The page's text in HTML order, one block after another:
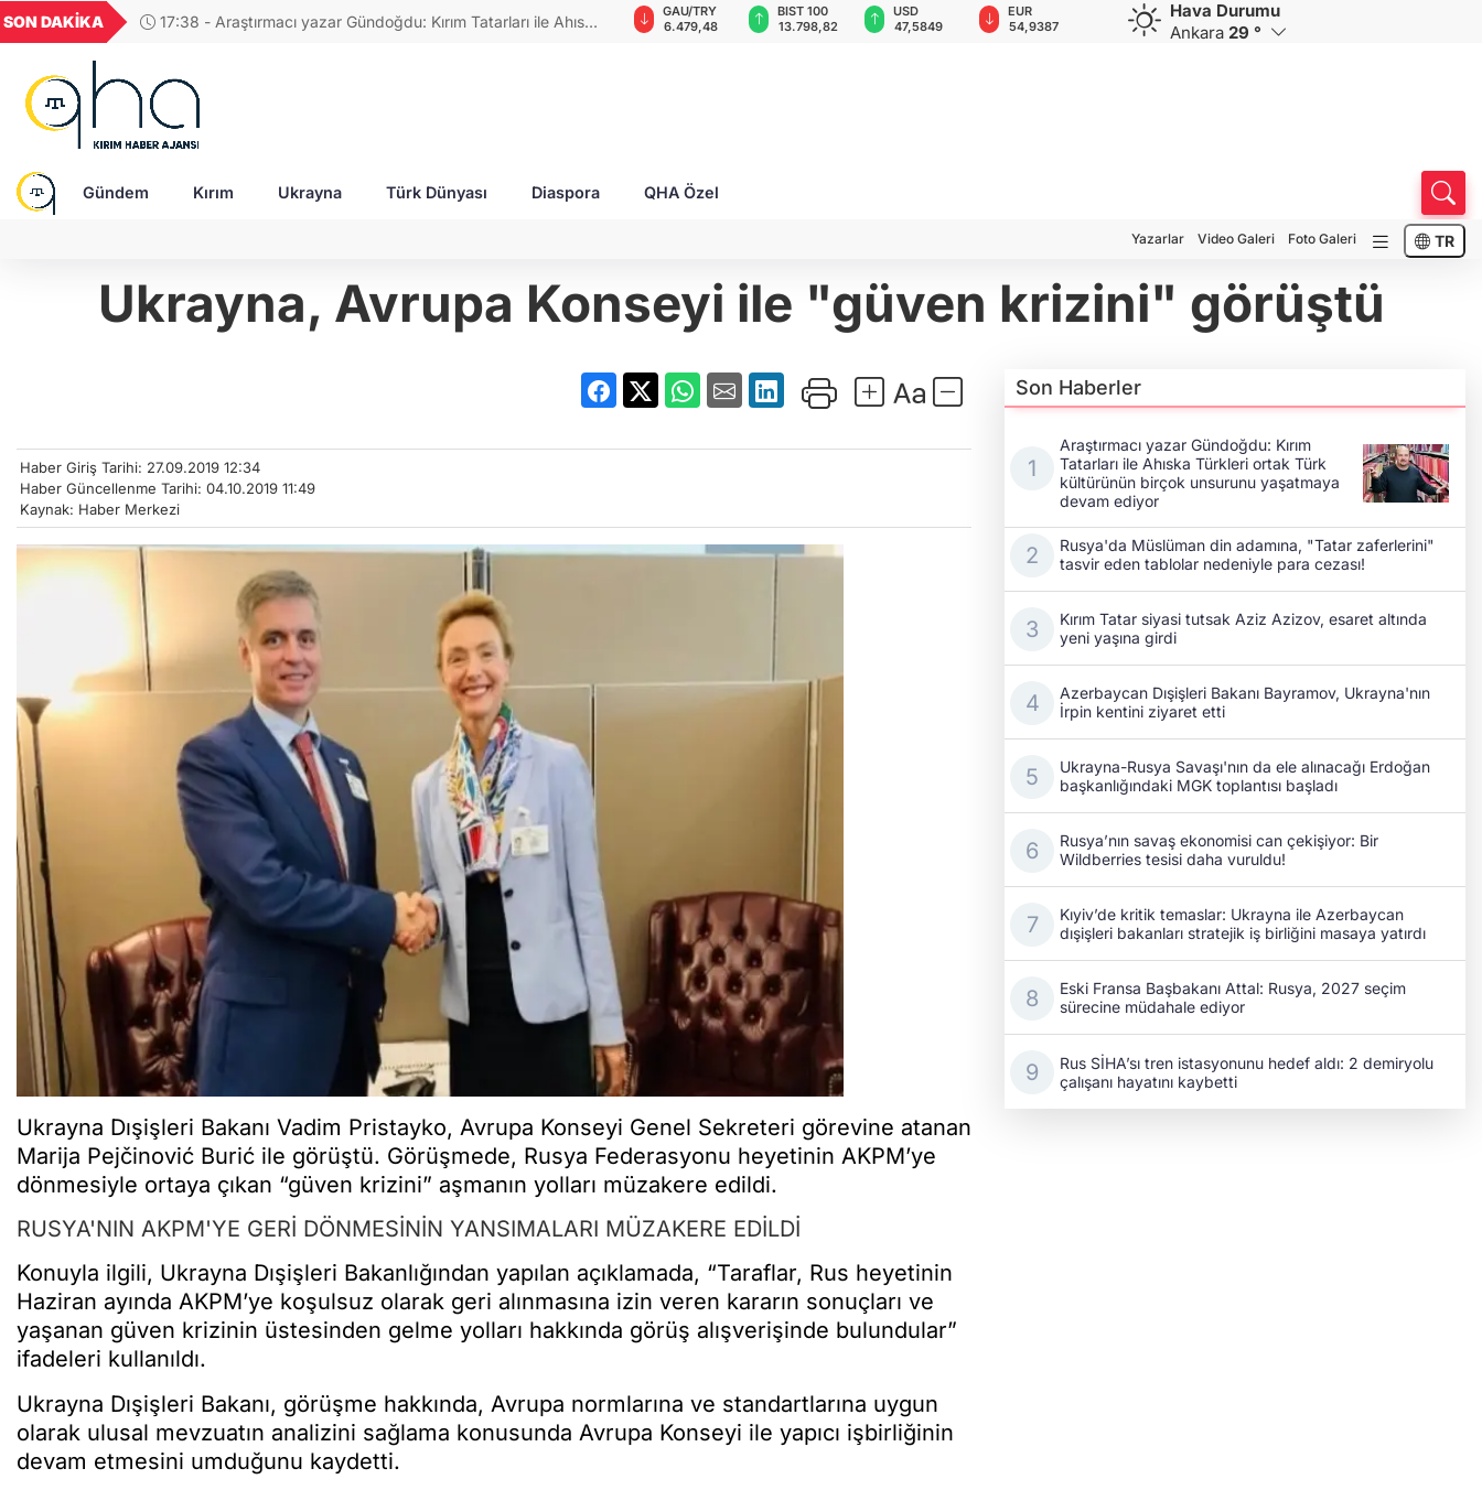
SON DAKİKA
17:58 - Rusya'da Müslüman din adamına, "Tatar zaferlerini"
GEL
18,1969
16,2295
28,0626
0,0018
6.479,48
BIST 100
13.798,82
USD
47,5849
EUR
54,9387
GBP
64,1387
CHF
58,5444
CAD
33,9214
Hava Durumu
Ankara 29 °
Gündem Kırım Ukrayna Türk Dünyası Diaspora QHA Özel
Yazarlar Video Galeri Foto Galeri TR
Ukrayna, Avrupa Konseyi ile "güven krizini" görüştü
Haber Giriş Tarihi: 27.09.2019 12:34
Haber Güncellenme Tarihi: 04.10.2019 11:49
Kaynak: Haber Merkezi
Ukrayna Dışişleri Bakanı Vadim Pristayko, Avrupa Konseyi Genel Sekreteri görevine atanan
Marija Pejčinović Burić ile görüştü. Görüşmede, Rusya Federasyonu heyetinin AKPM’ye
dönmesiyle ortaya çıkan “güven krizini” aşmanın yolları müzakere edildi.
RUSYA'NIN AKPM'YE GERİ DÖNMESİNİN YANSIMALARI MÜZAKERE EDİLDİ
Konuyla ilgili, Ukrayna Dışişleri Bakanlığından yapılan açıklamada, “Taraflar, Rus heyetinin
Haziran ayında AKPM’ye koşulsuz olarak geri alınmasına izin veren kararın sonuçları ve
yaşanan güven krizinin üstesinden gelme yolları hakkında görüş alışverişinde bulundular”
ifadeleri kullanıldı.
Ukrayna Dışişleri Bakanı, görüşme hakkında, Avrupa normlarına ve standartlarına uygun
olarak ulusal mevzuatın analizini sağlama konusunda Avrupa Konseyi ile yapıcı işbirliğinin
devam etmesini umduğunu kaydetti.
Son Haberler
Araştırmacı yazar Gündoğdu: Kırım
Tatarları ile Ahıska Türkleri ortak Türk
kültürünün birçok unsurunu yaşatmaya
devam ediyor
Rusya'da Müslüman din adamına, "Tatar zaferlerini"
tasvir eden tablolar nedeniyle para cezası!
Kırım Tatar siyasi tutsak Aziz Azizov, esaret altında
yeni yaşına girdi
Azerbaycan Dışişleri Bakanı Bayramov, Ukrayna'nın
İrpin kentini ziyaret etti
Ukrayna-Rusya Savaşı'nın da ele alınacağı Erdoğan
başkanlığındaki MGK toplantısı başladı
Rusya’nın savaş ekonomisi can çekişiyor: Bir
Wildberries tesisi daha vuruldu!
Kıyiv’de kritik temaslar: Ukrayna ile Azerbaycan
dışişleri bakanları stratejik iş birliğini masaya yatırdı
Eski Fransa Başbakanı Attal: Rusya, 2027 seçim
sürecine müdahale ediyor
Rus SİHA’sı tren istasyonunu hedef aldı: 2 demiryolu
çalışanı hayatını kaybetti